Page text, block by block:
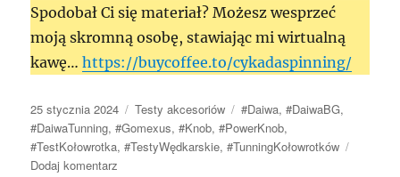
Spodobał Ci się materiał? Możesz wesprzeć
moją skromną osobę, stawiając mi wirtualną
kawę…https://buycoffee.to/cykadaspinning/
Data
publikacji
25 stycznia 2024 Kategorie
Testy akcesoriów Tagi
#Daiwa,#DaiwaBG,
#DaiwaTunning,#Gomexus,#Knob,#PowerKnob,
#TestKołowrotka,#TestyWędkarskie,#TunningKołowrotków
Dodaj komentarz